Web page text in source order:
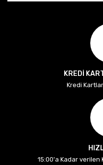
KREDİ
Kredi
15:00'a Kadar verilen